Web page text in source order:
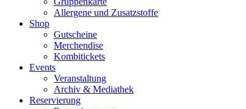
Allergene und Zusatzstoffe
Shop
Gutscheine
Merchendise
Kombitickets
Events
Veranstaltung
Archiv & Mediathek
Reservierung